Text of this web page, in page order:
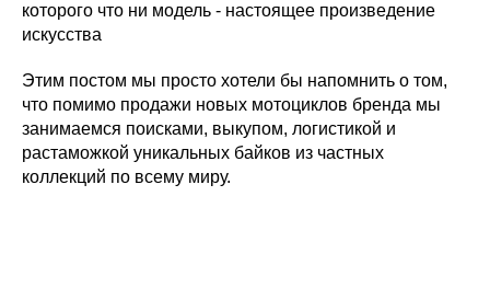
которого что ни модель - настоящее произведение
искусства
Этим постом мы просто хотели бы напомнить о том,
что помимо продажи новых мотоциклов бренда мы
занимаемся поисками, выкупом, логистикой и
растаможкой уникальных байков из частных
коллекций по всему миру.